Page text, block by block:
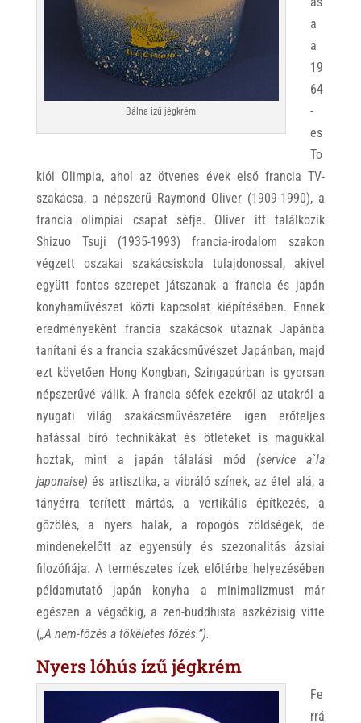
Bálna ízű jégkrém
a
a
19
64
-
es
To
kiói Olimpia, ahol az ötvenes évek első francia TV-
szakácsa, a népszerű Raymond Oliver (1909-1990), a
francia olimpiai csapat séfje. Oliver itt találkozik
Shizuo Tsuji (1935-1993) francia-irodalom szakon
végzett oszakai szakácsiskola tulajdonossal, akivel
együtt fontos szerepet játszanak a francia és japán
konyhaművészet közti kapcsolat kiépítésében. Ennek
eredményeként francia szakácsok utaznak Japánba
tanítani és a francia szakácsművészet Japánban, majd
ezt követően Hong Kongban, Szingapúrban is gyorsan
népszerűvé válik. A francia séfek ezekről az utakról a
nyugati világ szakácsművészetére igen erőteljes
hatással bíró technikákat és ötleteket is magukkal
hoztak, mint a japán tálalási mód (service a`la
japonaise) és artisztika, a vibráló színek, az étel alá, a
tányérra terített mártás, a vertikális építkezés, a
gőzölés, a nyers halak, a ropogós zöldségek, de
mindenekelőtt az egyensúly és szezonalitás ázsiai
filozófiája. A természetes ízek előtérbe helyezésében
példamutató japán konyha a minimalizmust már
egészen a végsőkig, a zen-buddhista aszkézisig vitte
(„A nem-főzés a tökéletes főzés.”).
Nyers lóhús ízű jégkrém
Fe
rrá